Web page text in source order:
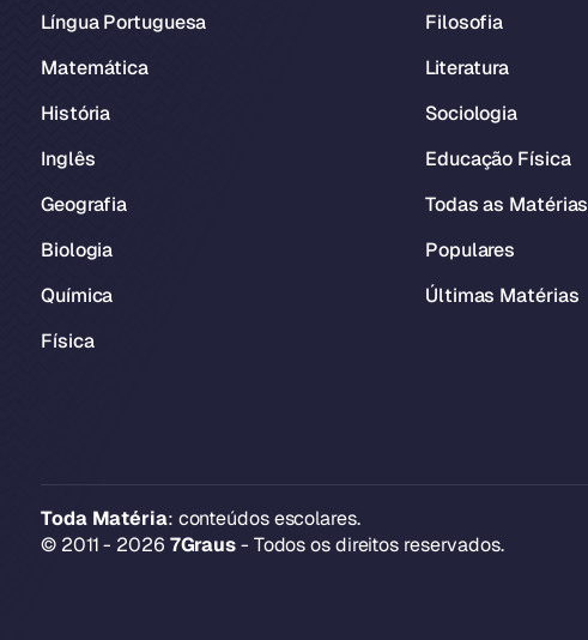
Língua Portuguesa
Matemática
História
Inglês
Geografia
Biologia
Química
Física
Filosofia
Literatura
Sociologia
Educação Física
Todas as Matérias
Populares
Últimas Matérias
Toda Matéria: conteúdos escolares.
© 2011 - 2026 7Graus- Todos os direitos reservados.